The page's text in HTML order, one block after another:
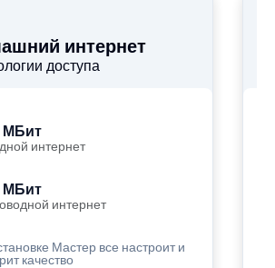
интернет
доступа
МБит
интернет
МБит
интернет
Мастер все настроит и
качество